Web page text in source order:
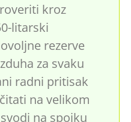
kroz
litarski
rezerve
za svaku
radni pritisak
na velikom
na spojku